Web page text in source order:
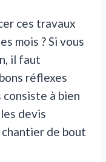
ces travaux
mois ? Si vous
il faut
réflexes
consiste à bien
devis
de bout